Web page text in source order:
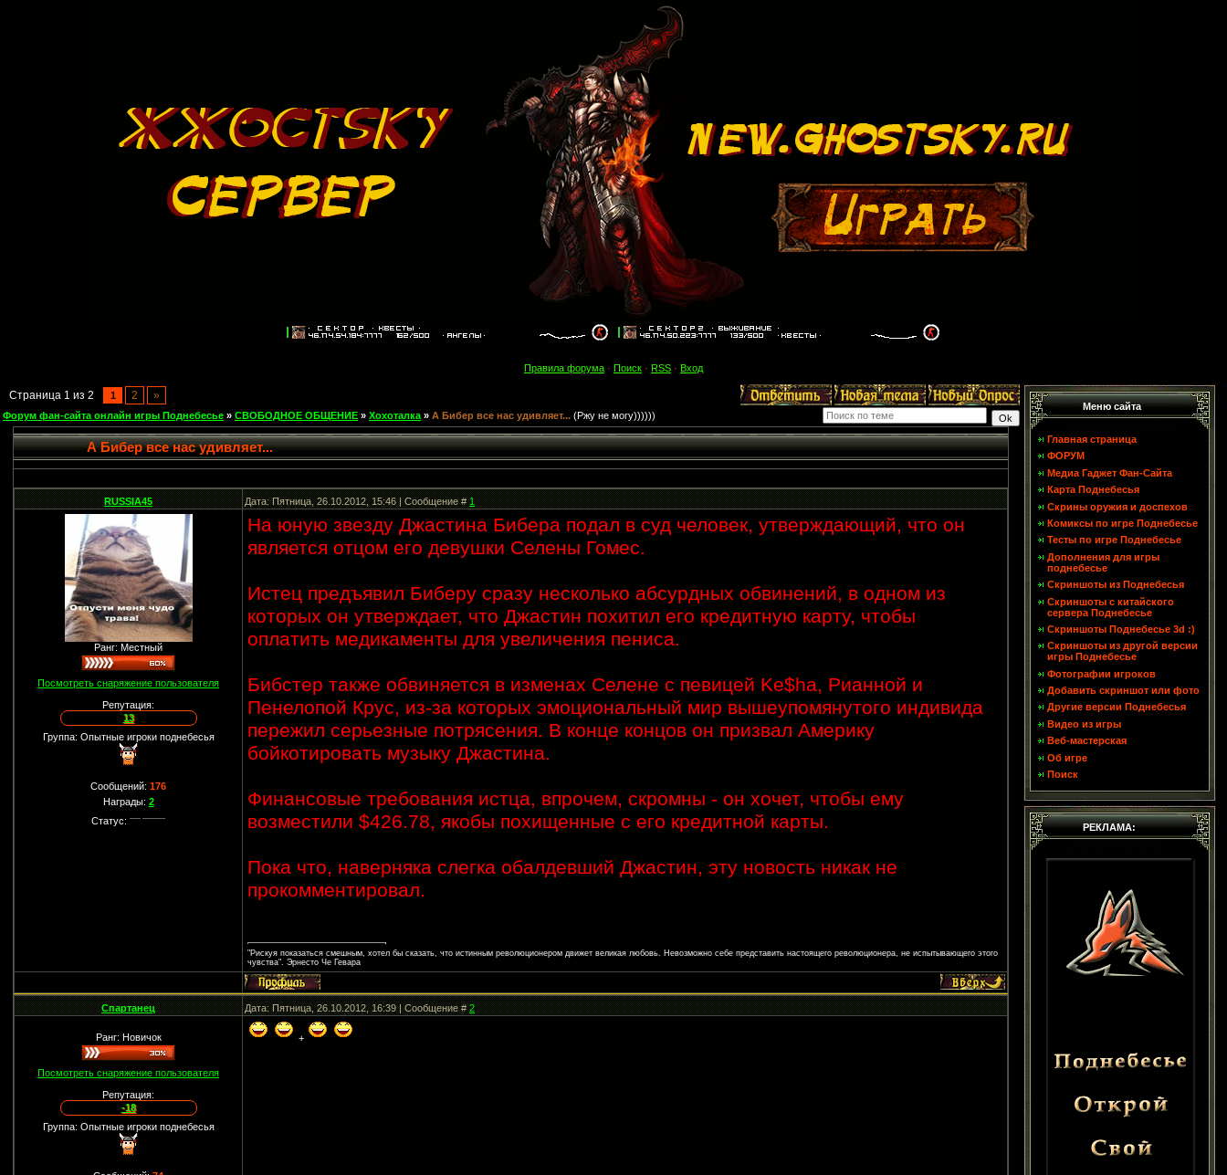
Правила форума · Поиск · RSS · Вход
Страница 1 из 2 1 2 »
Форум фан-сайта онлайн игры Поднебесье » СВОБОДНОЕ ОБЩЕНИЕ » Хохоталка » А Бибер все нас удивляет... (Ржу не могу))))))
А Бибер все нас удивляет...
RUSSIA45 Дата: Пятница, 26.10.2012, 15:46 | Сообщение #1
Ранг: Местный
Посмотреть снаряжение пользователя
Репутация:
13
Группа: Опытные игроки поднебесья
Сообщений:176
Награды: 2
Статус:
На юную звезду Джастина Бибера подал в суд человек, утверждающий, что он
является отцом его девушки Селены Гомес.
Истец предъявил Биберу сразу несколько абсурдных обвинений, в одном из
которых он утверждает, что Джастин похитил его кредитную карту, чтобы
оплатить медикаменты для увеличения пениса.
Бибстер также обвиняется в изменах Селене с певицей Ke$ha, Рианной и
Пенелопой Крус, из-за которых эмоциональный мир вышеупомянутого индивида
пережил серьезные потрясения. В конце концов он призвал Америку
бойкотировать музыку Джастина.
Финансовые требования истца, впрочем, скромны - он хочет, чтобы ему
возместили $426.78, якобы похищенные с его кредитной карты.
Пока что, наверняка слегка обалдевший Джастин, эту новость никак не
прокомментировал.
"Рискуя показаться смешным, хотел бы сказать, что истинным революционером движет великая любовь. Невозможно себе представить настоящего революционера, не испытывающего этого
чувства". Эрнесто Че Гевара
Спартанец Дата: Пятница, 26.10.2012, 16:39 | Сообщение #2
Ранг: Новичок
Посмотреть снаряжение пользователя
Репутация:
-18
Группа: Опытные игроки поднебесья
+
Меню сайта
Главная страница
ФОРУМ
Медиа Гаджет Фан-Сайта
Карта Поднебесья
Скрины оружия и доспехов
Комиксы по игре Поднебесье
Тесты по игре Поднебесье
Дополнения для игры
поднебесье
Скриншоты из Поднебесья
Скриншоты с китайского
сервера Поднебесье
Скриншоты Поднебесье 3d :)
Скриншоты из другой версии
игры Поднебесье
Фотографии игроков
Добавить скриншот или фото
Другие версии Поднебесья
Видео из игры
Веб-мастерская
Об игре
Поиск
РЕКЛАМА: